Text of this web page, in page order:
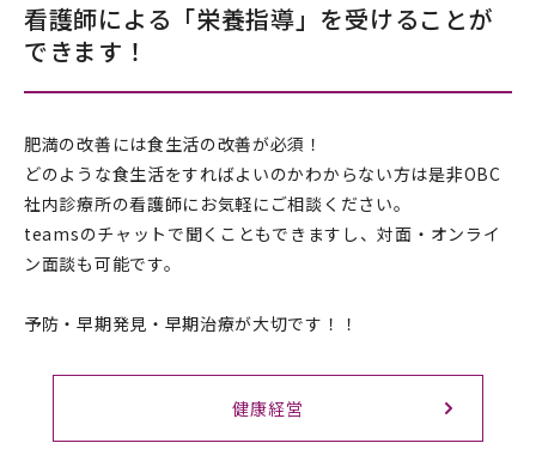
看護師による「栄養指導」を受けることが
できます！
肥満の改善には食生活の改善が必須！
どのような食生活をすればよいのかわからない方は是非OBC
社内診療所の看護師にお気軽にご相談ください。
teamsのチャットで聞くこともできますし、対面・オンライ
ン面談も可能です。
予防・早期発見・早期治療が大切です！！
健康経営